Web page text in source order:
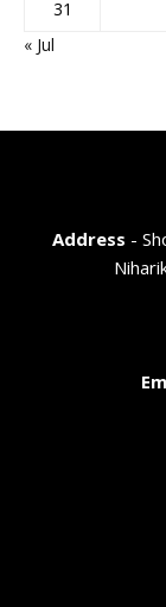
31
« Jul
Address -